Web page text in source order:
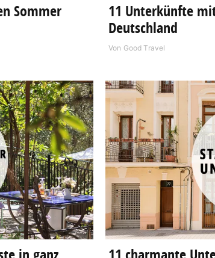
Sommer
11 Unterkünfte
Deutschland
Von Good Travel